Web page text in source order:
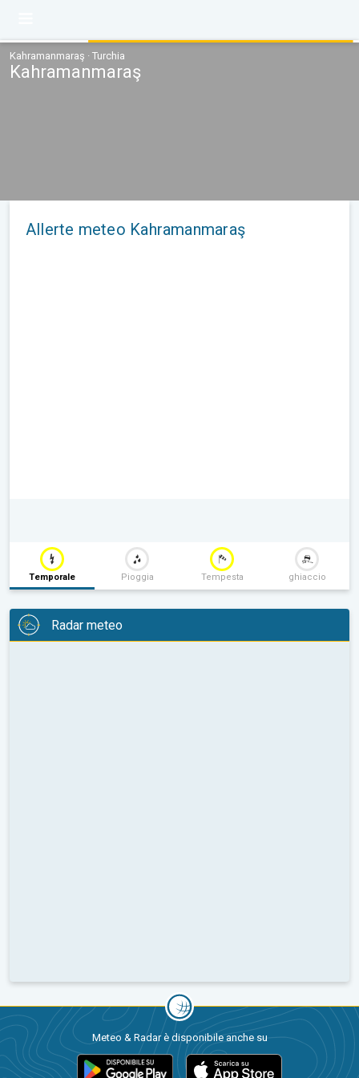
Kahramanmaraş · Turchia
Kahramanmaraş
Allerte meteo Kahramanmaraş
Temporale Pioggia Tempesta ghiaccio
Radar meteo
Meteo & Radar è disponibile anche su